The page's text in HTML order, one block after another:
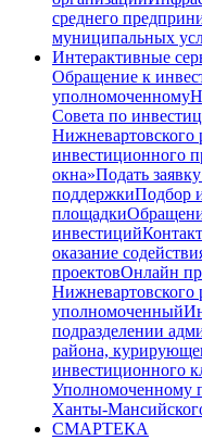
среднего
муниципальных
Интерактивные
Обращение к
уполномоченному
Совета по
Нижневартовского
инвестиционного
окна»Подать
поддержкиПодбор
площадки
инвестиций
оказание
проектовОнлайн
Нижневартовского
уполномоченный
подразделении
района,
инвестиционного
Уполномоченному
Ханты-
СМАРТЕКА